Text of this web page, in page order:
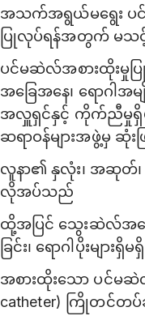
အသက်အရွယ်မရွေး ပ
ပြုလုပ်ရန်အတွက် မသင့်
ပင်မဆဲလ်အစားထိုးမှုပ
အခြေအနေ၊ ရောဂါ
အလှူရှင်နှင့် ကိုက်ညီမှုရှိ
ဆရာဝန်များအဖွဲ့မှ ဆုံ
လူနာ၏ နှလုံး၊ အဆုတ်၊
လိုအပ်သည်
ထို့အပြင် သွေးဆဲလ်အရ
ခြင်း၊ ရောဂါပိုးမ
အစားထိုးသော ပင်မဆဲ
catheter) ကြိုတင်တ